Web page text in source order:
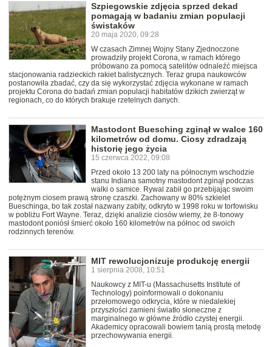
Szpiegowskie zdjęcia sprzed dekad
pomagają w badaniu zmian populacji
świstaków
20 maja 2020, 09:28
W czasach Zimnej Wojny Stany Zjednoczone
prowadziły projekt Corona, w ramach którego
próbowano za pomocą satelitów odnaleźć miejsca
stacjonowania radzieckich rakiet balistycznych. Teraz grupa naukowców
postanowiła zbadać, czy da się wykorzystać zdjęcia wykonane w ramach
projektu Corona do badań zmian populacji habitatów dzikich zwierząt w
regionach, co do których brakuje rzetelnych danych.
Mastodont Buesching zginął w walce 160
kilometrów od domu. Ciosy zdradzają
historię jego życia
15 czerwca 2022, 09:08
Przed około 13 200 laty na północnym wschodzie
stanu Indiana samotny mastodont zginął podczas
walki o samice. Rywal zabił go przebijając swoim
potężnym ciosem prawą stronę czaszki. Zachowany w 80% szkielet
Bueschinga, bo tak został nazwany zabity, odkryto w 1998 roku w torfowisku
w pobliżu Fort Wayne. Teraz, dzięki analizie ciosów wiemy, że 8-tonowy
mastodont poniósł śmierć około 160 kilometrów na północ od swoich
rodzinnych terenów.
MIT rewolucjonizuje produkcję energii
1 sierpnia 2008, 10:51
Naukowcy z MIT-u (Massachusetts Institute of
Technology) poinformowali o dokonaniu
przełomowego odkrycia, które w niedalekiej
przyszłości zamieni światło słoneczne z
marginalnego w główne źródło czystej energii.
Akademicy opracowali bowiem tanią prostą metodę
przechowywania energii.